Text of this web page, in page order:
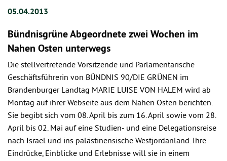
05.04.2013
Bündnisgrüne Abgeordnete zwei Wochen im
Nahen Osten unterwegs
Die stellvertretende Vorsitzende und Parlamentarische
Geschäftsführerin von BÜNDNIS 90/DIE GRÜNEN im
Brandenburger Landtag MARIE LUISE VON HALEM wird ab
Montag auf ihrer Webseite aus dem Nahen Osten berichten.
Sie begibt sich vom 08. April bis zum 16. April sowie vom 28.
April bis 02. Mai auf eine Studien- und eine Delegationsreise
nach Israel und ins palästinensische Westjordanland. Ihre
Eindrücke, Einblicke und Erlebnisse will sie in einem